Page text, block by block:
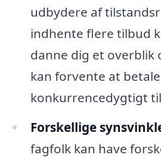
udbydere af
indhente flere tilbud
danne dig et overblik
kan forvente at
konkurrencedygtigt
Forskellige
fagfolk kan have